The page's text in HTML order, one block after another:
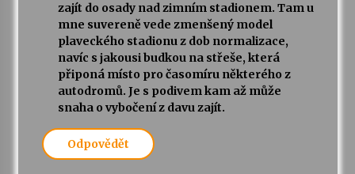
zajít do osady nad zimním stadionem. Tam u
mne suvereně vede zmenšený model
plaveckého stadionu z dob normalizace,
navíc s jakousi budkou na střeše, která
připoná místo pro časomíru některého z
autodromů. Je s podivem kam až může
snaha o vybočení z davu zajít.
Odpovědět